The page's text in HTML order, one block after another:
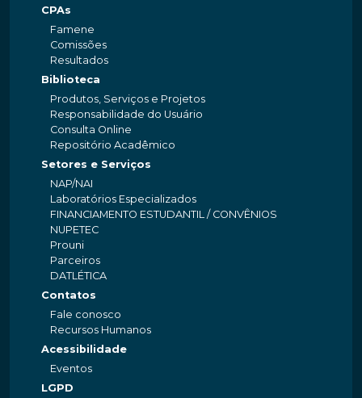
CPAs
Famene
Comissões
Resultados
Biblioteca
Produtos, Serviços e Projetos
Responsabilidade do Usuário
Consulta Online
Repositório Acadêmico
Setores e Serviços
NAP/NAI
Laboratórios Especializados
FINANCIAMENTO ESTUDANTIL / CONVÊNIOS
NUPETEC
Prouni
Parceiros
DATLÉTICA
Contatos
Fale conosco
Recursos Humanos
Acessibilidade
Eventos
LGPD